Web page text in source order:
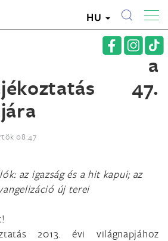
HU
a
47.
08:47
az igazság és a hit kapui; az
új terei
2013. évi világnapjához